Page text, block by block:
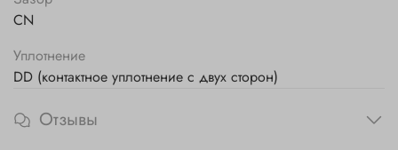
CN
Уплотнение
DD (контактное уплотнение с двух сторон)
Отзывы